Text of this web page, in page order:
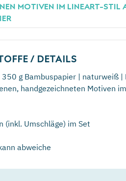
MOTIVEN IM LINEART-STIL
/ DETAILS
g Bambuspapier | naturweiß |
handgezeichneten Motiven
(inkl. Umschläge) im Set
abweiche